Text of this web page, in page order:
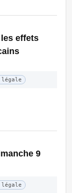
effets
légale
9
légale